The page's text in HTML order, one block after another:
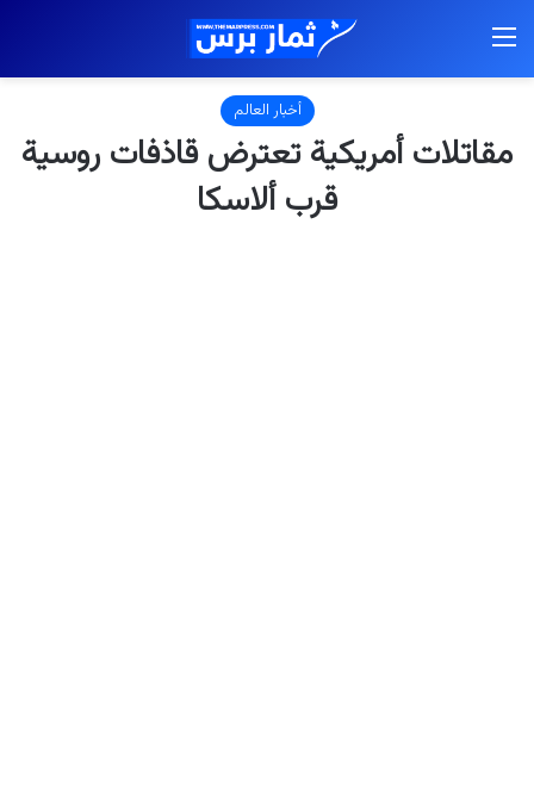
أخبار العالم
مقاتلات أمريكية تعترض قاذفات روسية
قرب ألاسكا